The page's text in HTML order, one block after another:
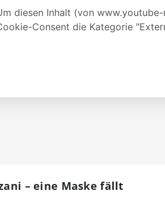
– eine Maske fällt